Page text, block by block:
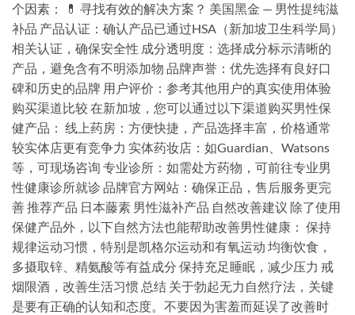
个因素： 💊 寻找有效的解决方案？ 美国黑金 — 男性提纯滋
补品 产品认证：确认产品已通过HSA（新加坡卫生科学局）
相关认证，确保安全性 成分透明度：选择成分标示清晰的
产品，避免含有不明添加物 品牌声誉：优先选择有良好口
碑和历史的品牌 用户评价：参考其他用户的真实使用体验
购买渠道比较 在新加坡，您可以通过以下渠道购买男性保
健产品： 线上药房：方便快捷，产品选择丰富，价格通常
较实体店更有竞争力 实体药妆店：如Guardian、Watsons
等，可现场咨询 专业诊所：如需处方药物，可前往专业男
性健康诊所就诊 品牌官方网站：确保正品，售后服务更完
善 推荐产品 日本藤素 男性滋补产品 自然改善建议 除了使用
保健产品外，以下自然方法也能帮助改善男性健康： 保持
规律运动习惯，特别是凯格尔运动和有氧运动 均衡饮食，
多摄取锌、精氨酸等有益成分 保持充足睡眠，减少压力 戒
烟限酒，改善生活习惯 总结 关于勃起无力自然疗法，关键
是要有正确的认知和态度。不要因为害羞而延误了改善时